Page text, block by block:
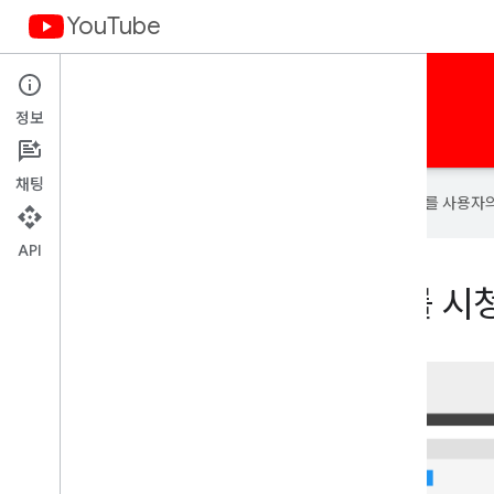
YouTube
사이트 및 앱에 YouTube 기능을 추가하세요.
홈
Google은 AI 기술을 사용하여 콘텐츠를 사용
사용자가 YouTube 콘텐츠를
정보
채팅
API